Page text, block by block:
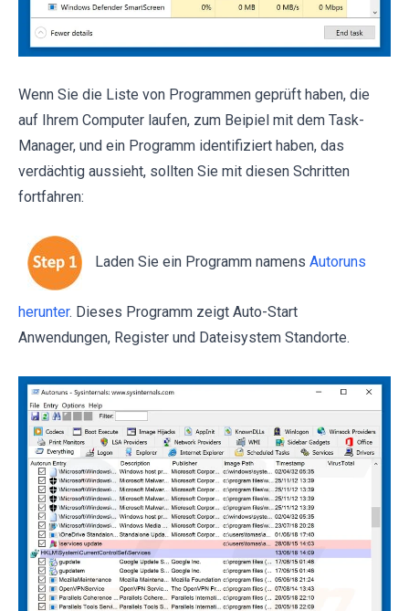
Wenn Sie die Liste von Programmen geprüft haben, die
auf Ihrem Computer laufen, zum Beipiel mit dem Task-
Manager, und ein Programm identifiziert haben, das
verdächtig aussieht, sollten Sie mit diesen Schritten
fortfahren:
Laden Sie ein Programm namens Autoruns
herunter. Dieses Programm zeigt Auto-Start
Anwendungen, Register und Dateisystem Standorte.